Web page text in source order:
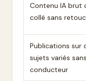
Contenu IA brut
collé sans
Publications sur
sujets variés
conducteur